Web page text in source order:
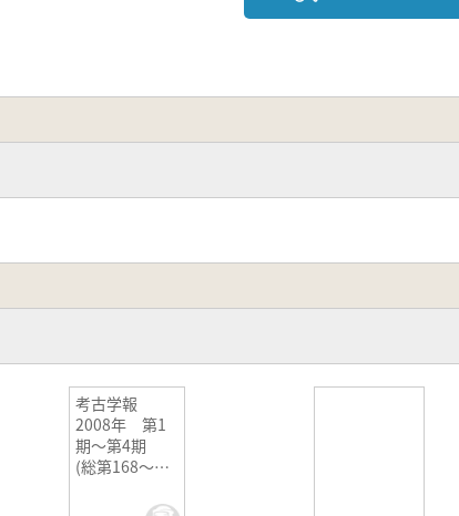
考古学報
2008年 第1
期〜第4期
(総第168〜